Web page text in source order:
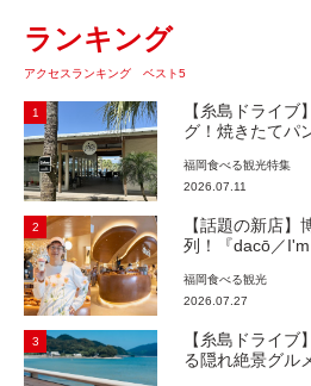
ランキング
アクセスランキング ベスト5
1
【糸島ドライ
グ！焼きたてパ
Beach Cafe』（
き】
福岡食べる観光特集
2026.07.11
2
【話題の新店
列！『dacō／
しみ方＆イチオ
市博多区）【ま
福岡食べる観光
2026.07.27
3
【糸島ドライ
る隠れ絶景グル